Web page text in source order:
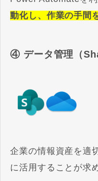
動化し、作業の手間
④ データ管理（
企業の情報資産を適
に活用することが求